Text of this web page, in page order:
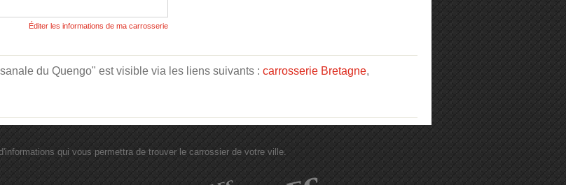
Éditer les informations de ma carrosserie
du Quengo" est visible via les liens suivants : carrosserie Bretagne,
qui vous permettra de trouver le carrossier de votre ville.